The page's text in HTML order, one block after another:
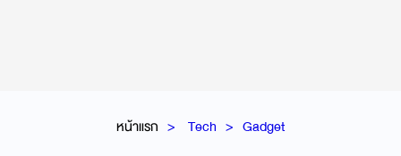
หน้าแรก Tech Gadget